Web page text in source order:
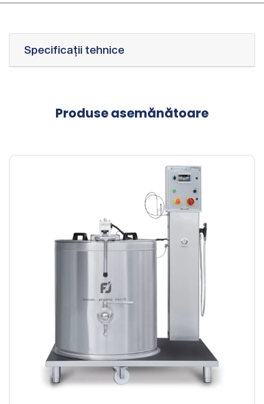
Specificații tehnice
Produse asemănătoare